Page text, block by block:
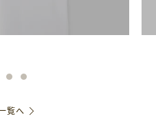
覧へ